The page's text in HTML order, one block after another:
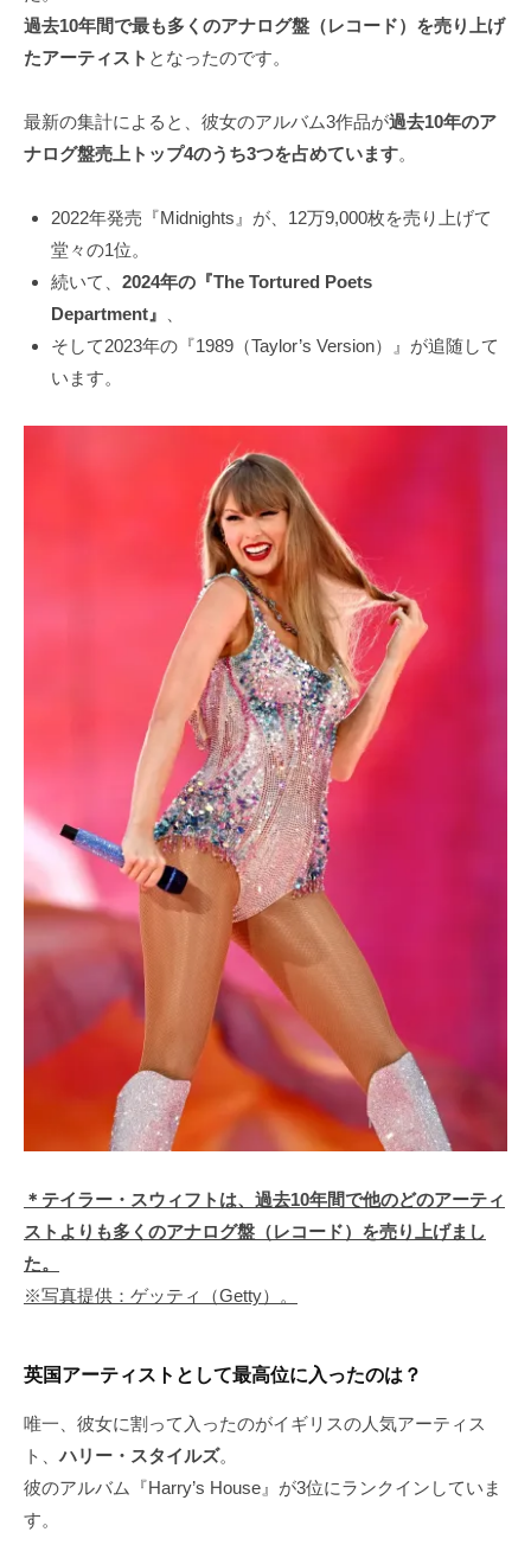
h
y
m
a
ト
過去10年間で最も多くのアナログ盤（レコード）を売り上げ
たアーティスト となったのです。
最新の集計によると、彼女のアルバム3作品が過去10年のア
ナログ盤売上トップ4のうち3つを占めています。
2022年発売『Midnights』が、12万9,000枚を売り上げて
堂々の1位。
続いて、 2024年の『The Tortured Poets
Department』
そして2023年の『1989（Taylor’s Version）』が追随して
います。
＊テイラー・スウィフトは、過去10年間で他のどのアーティ
ストよりも多くのアナログ盤（レコード）を売り上げまし
た。
※写真提供：ゲッティ（Getty）。
英国アーティストとして最高位に入ったのは？
唯一、彼女に割って入ったのがイギリスの人気アーティス
ト、ハリー・スタイルズ。
彼のアルバム『Harry’s House』が3位にランクインしていま
す。